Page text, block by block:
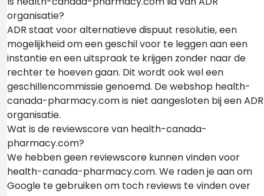
organisatie?
ADR staat voor alternatieve dispuut resolutie, een
mogelijkheid om een geschil voor te leggen aan een
instantie en een uitspraak te krijgen zonder naar de
rechter te hoeven gaan. Dit wordt ook wel een
geschillencommissie genoemd. De webshop health-
canada-pharmacy.com is niet aangesloten bij een ADR
organisatie.
Wat is de reviewscore van health-canada-
pharmacy.com?
We hebben geen reviewscore kunnen vinden voor
health-canada-pharmacy.com. We raden je aan om
Google te gebruiken om toch reviews te vinden over